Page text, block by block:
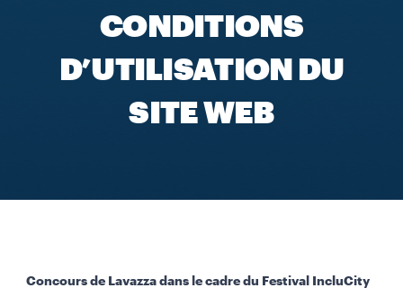
CONDITIONS
D’UTILISATION DU
SITE WEB
Concours de Lavazza dans le cadre du Festival IncluCity